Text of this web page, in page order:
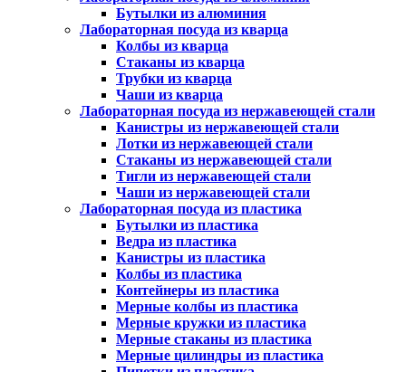
Бутылки из алюминия
Лабораторная посуда из кварца
Колбы из кварца
Стаканы из кварца
Трубки из кварца
Чаши из кварца
Лабораторная посуда из нержавеющей стали
Канистры из нержавеющей стали
Лотки из нержавеющей стали
Стаканы из нержавеющей стали
Тигли из нержавеющей стали
Чаши из нержавеющей стали
Лабораторная посуда из пластика
Бутылки из пластика
Ведра из пластика
Канистры из пластика
Колбы из пластика
Контейнеры из пластика
Мерные колбы из пластика
Мерные кружки из пластика
Мерные стаканы из пластика
Мерные цилиндры из пластика